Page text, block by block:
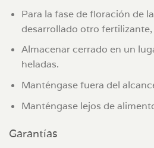
Para la fase de floración de
desarrollado otro fertilizante,
Almacenar cerrado en un
heladas.
Manténgase fuera del
Manténgase lejos de
Garantías